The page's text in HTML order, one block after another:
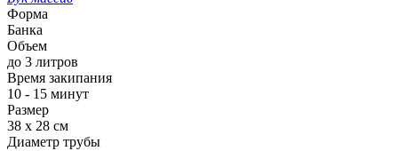
Форма
Банка
Объем
до 3 литров
Время закипания
10 - 15 минут
Размер
38 х 28 см
Диаметр трубы